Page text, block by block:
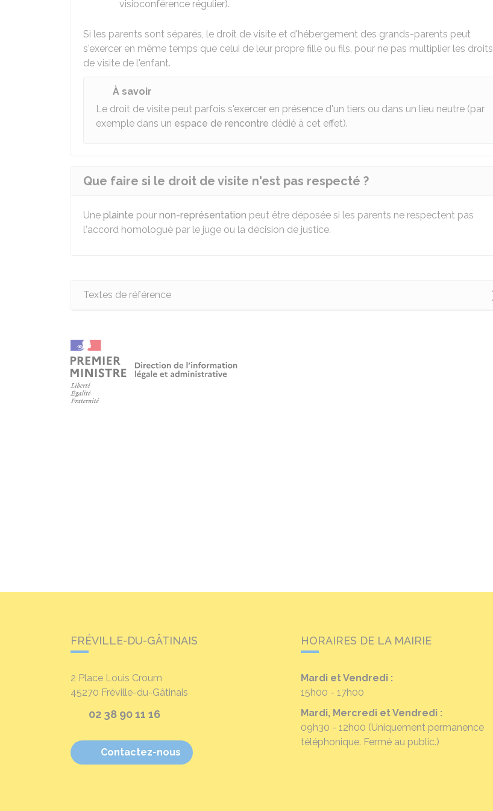
visioconférence régulier).
Si les parents sont séparés, le droit de visite et d'hébergement des grands-parents peut
s'exercer en même temps que celui de leur propre fille ou fils, pour ne pas multiplier les droits
de visite de l'enfant.
À savoir
Le droit de visite peut parfois s'exercer en présence d'un tiers ou dans un lieu neutre (par
exemple dans un espace de rencontre dédié à cet effet).
Que faire si le droit de visite n'est pas respecté ?
Une plainte pour non-représentation peut être déposée si les parents ne respectent pas
l'accord homologué par le juge ou la décision de justice.
Textes de référence
FRÉVILLE-DU-GÂTINAIS
2 Place Louis Croum
45270 Fréville-du-Gâtinais
02 38 90 11 16
Contactez-nous
HORAIRES DE LA MAIRIE
Mardi et Vendredi :
15h00 - 17h00
Mardi, Mercredi et Vendredi :
09h30 - 12h00 (Uniquement permanence
téléphonique. Fermé au public.)